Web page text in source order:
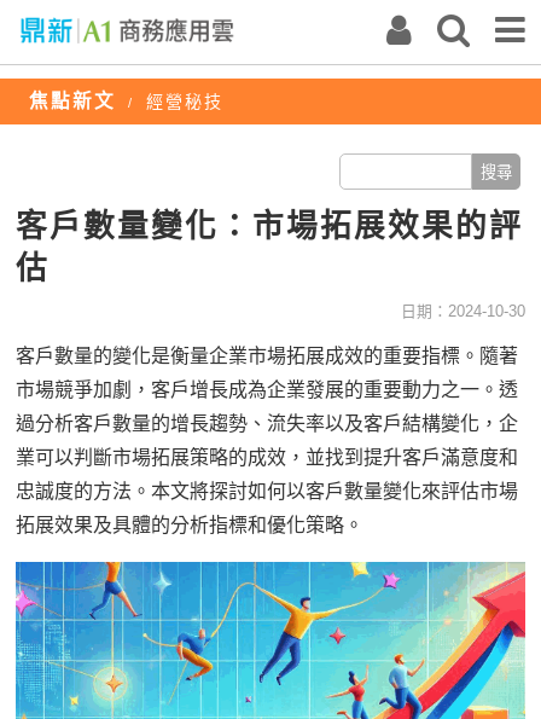
焦點新文 / 經營秘技
客戶數量變化：市場拓展效果的評
估
日期：2024-10-30
客戶數量的變化是衡量企業市場拓展成效的重要指標。隨著
市場競爭加劇，客戶增長成為企業發展的重要動力之一。透
過分析客戶數量的增長趨勢、流失率以及客戶結構變化，企
業可以判斷市場拓展策略的成效，並找到提升客戶滿意度和
忠誠度的方法。本文將探討如何以客戶數量變化來評估市場
拓展效果及具體的分析指標和優化策略。